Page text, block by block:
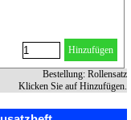
Hinzufügen
Bestellung: Rollensatz
Klicken Sie auf Hinzufügen.